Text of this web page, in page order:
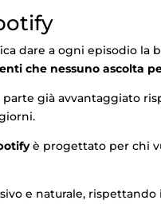
dare a ogni episodio la
che nessuno ascolta
già avvantaggiato
è progettato per chi
e naturale,